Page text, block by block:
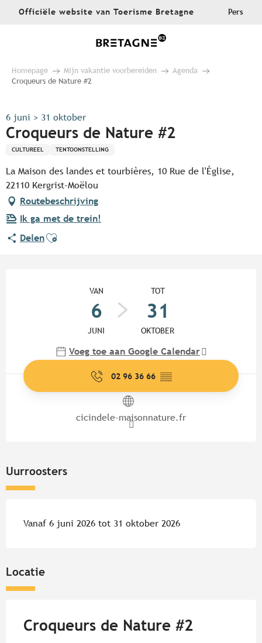
AllerOfficiële website van Toerisme Bretagne Pers
Homepage Mijn vakantie voorbereiden
Agenda
Croqueurs de Nature #2
6 juni > 31 oktober
Croqueurs de Nature #2
CULTUREEL TENTOONSTELLING
La Maison des landes et tourbières, 10 Rue de l'Église,
22110 Kergrist-Moëlou
Routebeschrijving
Ik ga met de trein!
DelenAjouter aux favoris
VAN
6
JUNI
TOT
31
OKTOBER
Voeg toe aan Google Calendar
02 96 36 66 ▒▒
cicindele-maisonnature.fr
Uurroosters
Vanaf 6 juni 2026 tot 31 oktober 2026
Locatie
Croqueurs de Nature #2